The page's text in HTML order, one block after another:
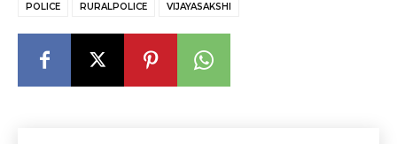
POLICE RURALPOLICE VIJAYASAKSHI